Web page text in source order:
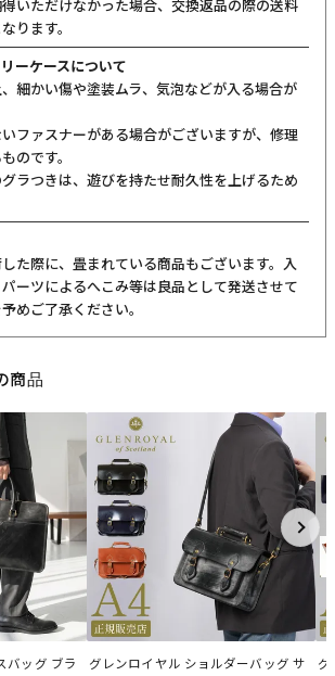
いただけなかった場合、交換返品の際の送料
ります。
ーケースについて
細かい傷や塗装ムラ、気泡などが入る場合が
ファスナーがある場合がございますが、修理
のです。
ラつきは、遊びを持たせ耐久性を上げるため
た際に、畳まれている商品もございます。入
ーツによるへこみ等は良品として発送させて
めご了承ください。
商品
バッグ ブラ
グレンロイヤル ショルダーバッグ サ
グ